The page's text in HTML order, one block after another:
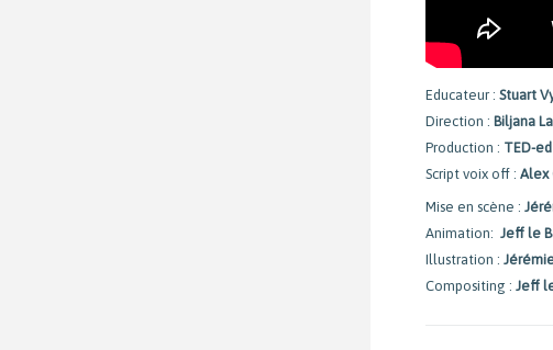
Educateur : Stuart
Direction : Biljana
Production : TED-ed
Script voix off : Alex
Mise en scène :
Animation: Jeff le
Illustration :
Compositing : Jeff